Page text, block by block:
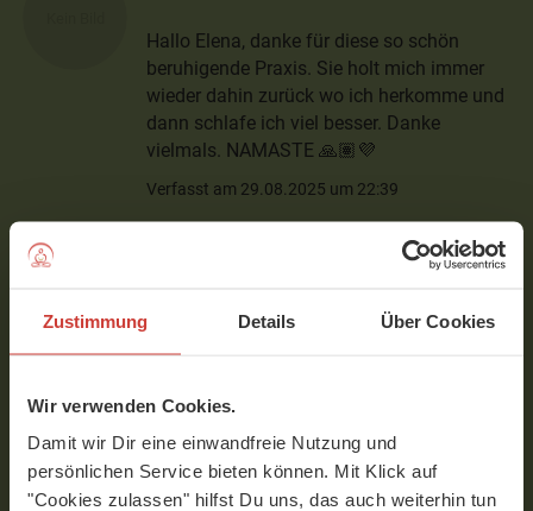
Zustimmung Details Über Cookies
Wir verwenden Cookies.
Damit wir Dir eine einwandfreie Nutzung und
persönlichen Service bieten können. Mit Klick auf
"Cookies zulassen" hilfst Du uns, das auch weiterhin tun
Hallo Elena, danke für diese so schön
beruhigende Praxis. Sie holt mich immer
wieder dahin zurück wo ich herkomme und
dann schlafe ich viel besser. Danke
vielmals. NAMASTE 🙏🏽💜
Verfasst am 29.08.2025 um 22:39
Liebe Elena
Welch Geschenk: eine wirksame Praxis, so
Lieben Dank
Verfasst am 13.09.2024 um 21:28